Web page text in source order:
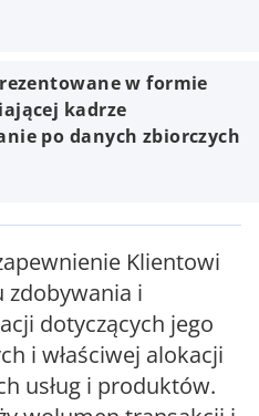
w formie
kadrze
po danych zbiorczych
Klientowi
zdobywania i
dotyczących jego
i właściwej alokacji
usług i produktów.